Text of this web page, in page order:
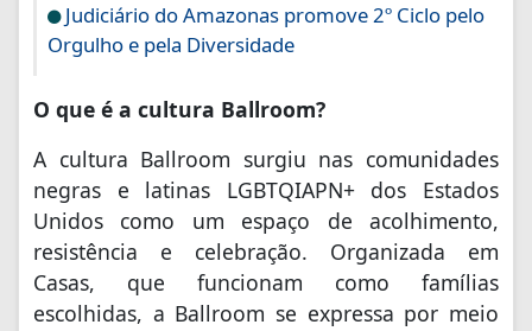
Judiciário do Amazonas promove 2º Ciclo pelo
Orgulho e pela Diversidade
O que é a cultura Ballroom?
A cultura Ballroom surgiu nas comunidades
negras e latinas LGBTQIAPN+ dos Estados
Unidos como um espaço de acolhimento,
resistência e celebração. Organizada em
Casas, que funcionam como famílias
escolhidas, a Ballroom se expressa por meio